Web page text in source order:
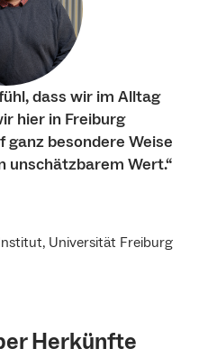
dass wir im Alltag
hier in Freiburg
ganz besondere Weise
unschätzbarem Wert.“
Universität Freiburg
Herkünfte